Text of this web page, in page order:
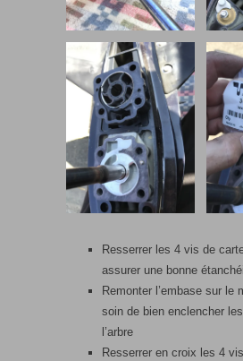
Resserrer les 4 vis de
assurer une bonne
Remonter l’embase sur le
soin de bien enclencher
l’arbre
Resserrer en croix les 4 vis